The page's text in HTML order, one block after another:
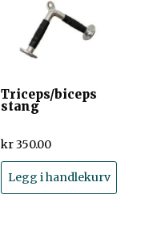
Triceps/biceps
stang
kr350.00
Legg i handlekurv